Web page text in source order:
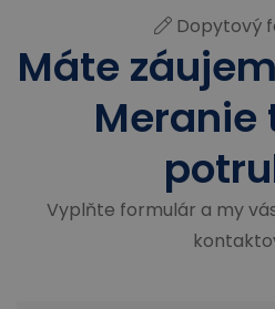
Dopytový
Máte
Meranie
Vyplňte formulár a my